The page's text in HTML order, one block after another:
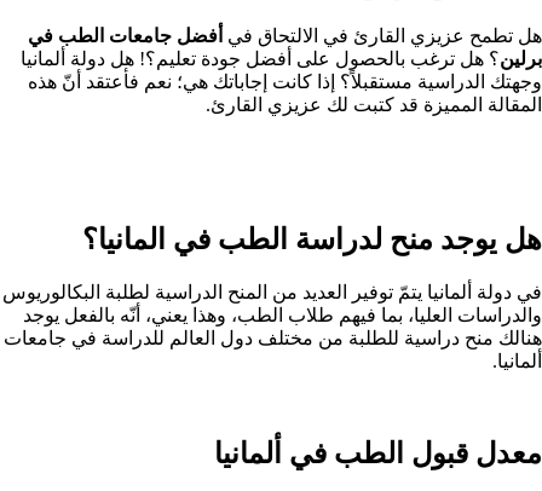
هل تطمح عزيزي القارئ في الالتحاق في أفضل جامعات الطب في
برلين؟ هل ترغب بالحصول على أفضل جودة تعليم؟! هل دولة ألمانيا
وجهتك الدراسية مستقبلاً؟ إذا كانت إجاباتك هي؛ نعم فأعتقد أنّ هذه
المقالة المميزة قد كتبت لك عزيزي القارئ.
هل يوجد منح لدراسة الطب في المانيا؟
في دولة ألمانيا يتمّ توفير العديد من المنح الدراسية لطلبة البكالوريوس
والدراسات العليا، بما فيهم طلاب الطب، وهذا يعني، أنّه بالفعل يوجد
هنالك منح دراسية للطلبة من مختلف دول العالم للدراسة في جامعات
ألمانيا.
معدل قبول الطب في ألمانيا